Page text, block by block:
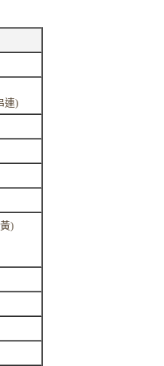
連)
)